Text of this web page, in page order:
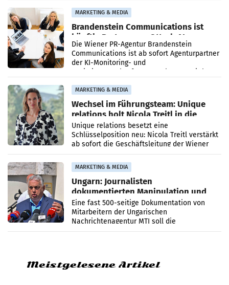
MARKETING & MEDIA
Brandenstein Communications ist
künftig Partner von OtterlyAI
Die Wiener PR-Agentur Brandenstein
Communications ist ab sofort Agenturpartner
der KI-Monitoring- und
Optimierungsplattform OtterlyAI. Damit baut
MARKETING & MEDIA
Wechsel im Führungsteam: Unique
relations holt Nicola Treitl in die
Geschäftsleitung
Unique relations besetzt eine
Schlüsselposition neu: Nicola Treitl verstärkt
ab sofort die Geschäftsleitung der Wiener
PR-Agentur an der Seite von Josef Kalina und
Anna Kalina-Mahr.
MARKETING & MEDIA
Ungarn: Journalisten
dokumentierten Manipulation und
Zensur
Eine fast 500-seitige Dokumentation von
Mitarbeitern der Ungarischen
Nachrichtenagentur MTI soll die
systematische Nachrichten-Manipulation und
Meistgelesene Artikel